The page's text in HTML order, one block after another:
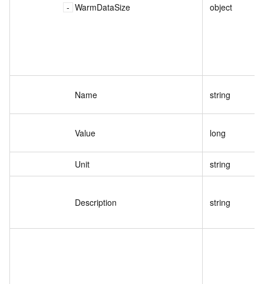
WarmDataSize object
Name string
Value long
Unit string
Description string